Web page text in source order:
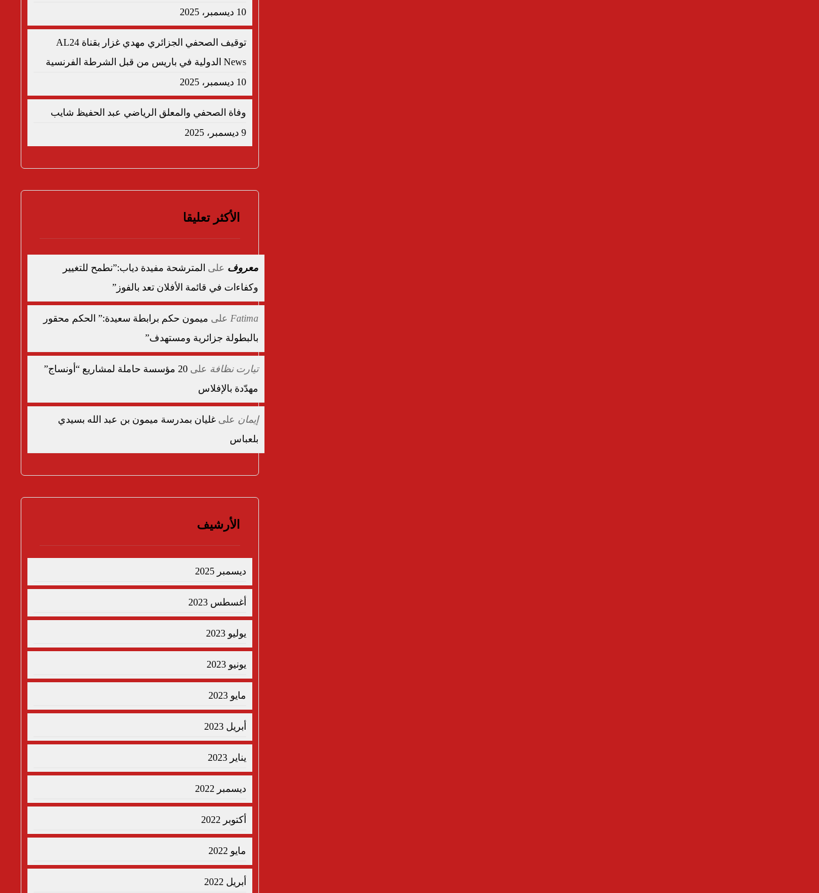
10 ديسمبر، 2025
توقيف الصحفي الجزائري مهدي غزار بقناة AL24
News الدولية في باريس من قبل الشرطة الفرنسية
10 ديسمبر، 2025
وفاة الصحفي والمعلق الرياضي عبد الحفيظ شايب
9 ديسمبر، 2025
الأكثر تعليقا
معروف على المترشحة مفيدة دياب:”نطمح للتغيير
وكفاءات في قائمة الأفلان تعد بالفوز”
Fatima على ميمون حكم برابطة سعيدة:” الحكم محقور
بالبطولة جزائرية ومستهدف”
تيارت نظافة على
20 مؤسسة حاملة لمشاريع “أونساج”
مهدّدة بالإفلاس
إيمان على غليان بمدرسة ميمون بن عبد الله بسيدي
بلعباس
الأرشيف
ديسمبر 2025
أغسطس 2023
يوليو 2023
يونيو 2023
مايو 2023
أبريل 2023
يناير 2023
ديسمبر 2022
أكتوبر 2022
مايو 2022
أبريل 2022